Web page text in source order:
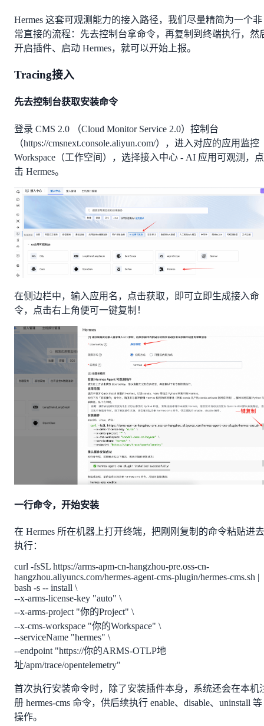
Hermes 这套可观测能力的接入路径，我们尽量精简为一个非
常直接的流程：先去控制台拿命令，再复制到终端执行，然
开启插件、启动 Hermes，就可以开始上报。
Tracing接入
先去控制台获取安装命令
登录 CMS 2.0 （Cloud Monitor Service 2.0）控制台
（https://cmsnext.console.aliyun.com/），进入对应的应用监控
Workspace（工作空间），选择接入中心 - AI 应用可观测，点
击 Hermes。
在侧边栏中，输入应用名，点击获取，即可立即生成接入命
令，点击右上角便可一键复制！
一行命令，开始安装
在 Hermes 所在机器上打开终端，把刚刚复制的命令粘贴进去
执行：
curl -fsSL https://arms-apm-cn-hangzhou-pre.oss-cn-
hangzhou.aliyuncs.com/hermes-agent-cms-plugin/hermes-cms.sh |
bash -s -- install \
--x-arms-license-key "auto" \
--x-arms-project "你的Project" \
--x-cms-workspace "你的Workspace" \
--serviceName "hermes" \
--endpoint "https://你的ARMS-OTLP地
址/apm/trace/opentelemetry"
首次执行安装命令时，除了安装插件本身，系统还会在本机
册 hermes-cms 命令，供后续执行 enable、disable、uninstall 等
操作。